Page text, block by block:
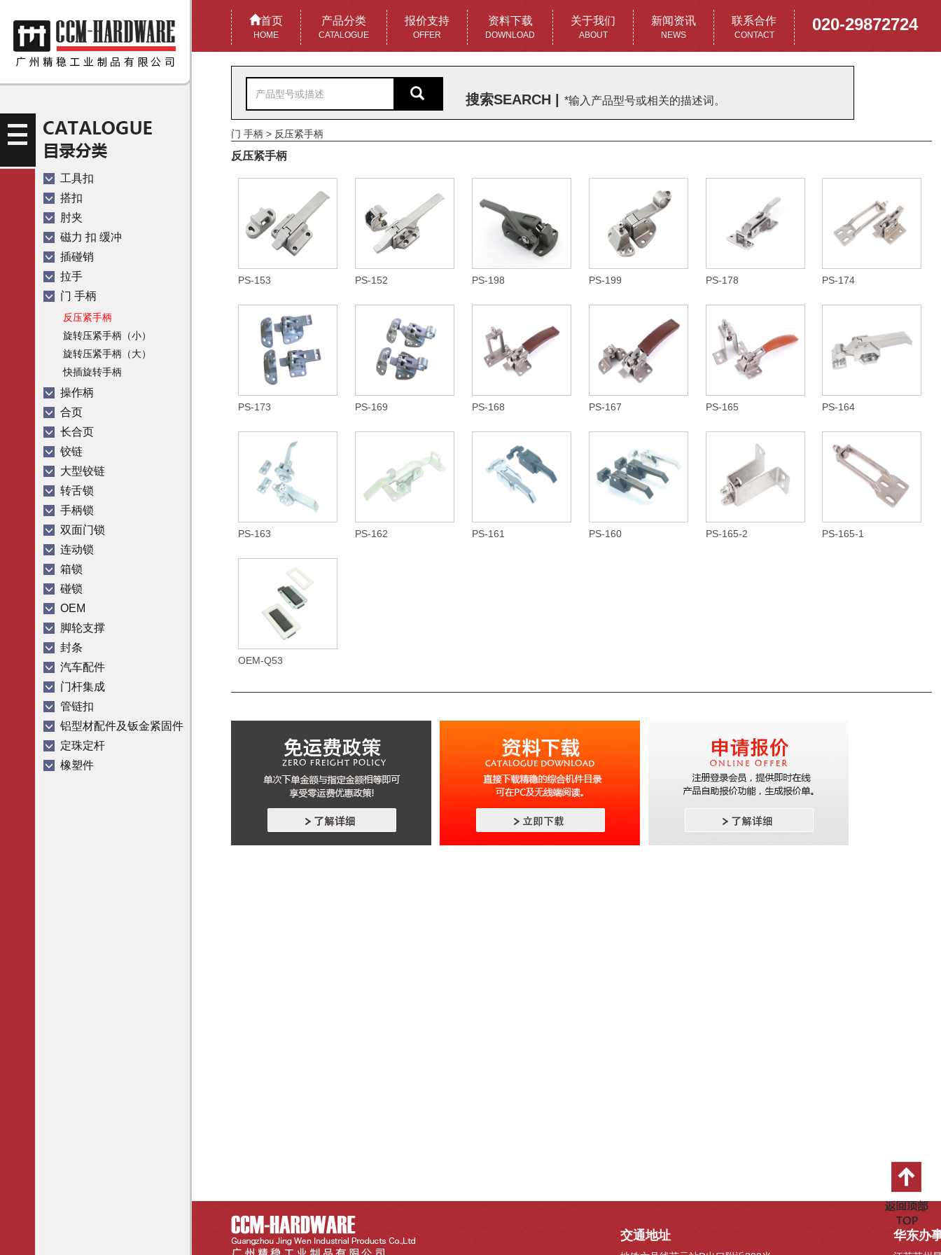
首页
HOME
产品分类
CATALOGUE
报价支持
OFFER
资料下载
DOWNLOAD
关于我们
ABOUT
新闻资讯
NEWS
联系合作
CONTACT
020-29872724
工具扣
搭扣
肘夹
磁力 扣 缓冲
插碰销
拉手
门 手柄
反压紧手柄
旋转压紧手柄（小）
旋转压紧手柄（大）
快插旋转手柄
操作柄
合页
长合页
铰链
大型铰链
转舌锁
手柄锁
双面门锁
连动锁
箱锁
碰锁
OEM
脚轮支撑
封条
汽车配件
门杆集成
管链扣
铝型材配件及钣金紧固件
定珠定杆
橡塑件
搜索SEARCH | *输入产品型号或相关的描述词。
门 手柄 > 反压紧手柄
反压紧手柄
PS-153 PS-152 PS-198 PS-199 PS-178 PS-174
PS-173 PS-169 PS-168 PS-167 PS-165 PS-164
PS-163 PS-162 PS-161 PS-160 PS-165-2 PS-165-1
OEM-Q53
交通地址 华东办